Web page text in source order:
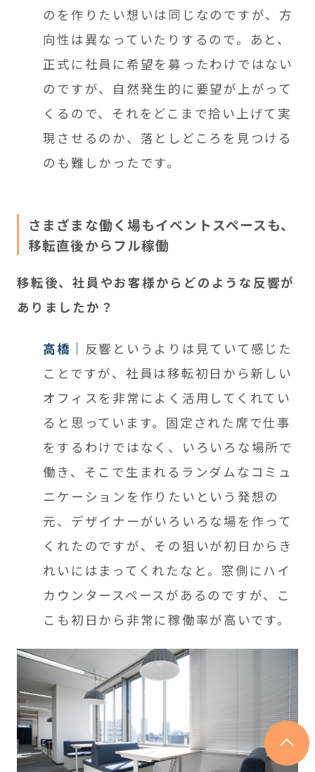
のを作りたい想いは同じなのですが、方
向性は異なっていたりするので。あと、
正式に社員に希望を募ったわけではない
のですが、自然発生的に要望が上がって
くるので、それをどこまで拾い上げて実
現させるのか、落としどころを見つける
のも難しかったです。
さまざまな働く場もイベントスペースも、
移転直後からフル稼働
移転後、社員やお客様からどのような反響が
ありましたか？
高橋
反響というよりは見ていて感じた
ことですが、社員は移転初日から新しい
オフィスを非常によく活用してくれてい
ると思っています。固定された席で仕事
をするわけではなく、いろいろな場所で
働き、そこで生まれるランダムなコミュ
ニケーションを作りたいという発想の
元、デザイナーがいろいろな場を作って
くれたのですが、その狙いが初日からき
れいにはまってくれたなと。窓側にハイ
カウンタースペースがあるのですが、こ
こも初日から非常に稼働率が高いです。